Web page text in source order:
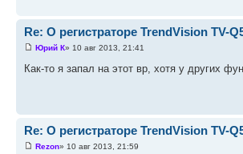
Re: О регистраторе TrendVision TV-
Юрий К» 10 авг 2013, 21:41
Как-то я запал на этот вр, хотя у других
Re: О регистраторе TrendVision TV-
Rezon» 10 авг 2013, 21:59